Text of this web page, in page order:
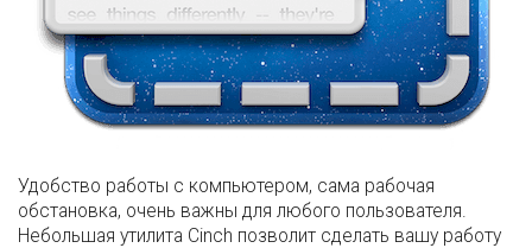
Удобство работы с компьютером, сама рабочая
обстановка, очень важны для любого пользователя.
Небольшая утилита Cinch позволит сделать вашу работу